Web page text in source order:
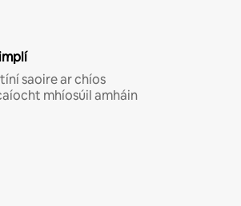
saoire ar chíos
mhíosúil amháin